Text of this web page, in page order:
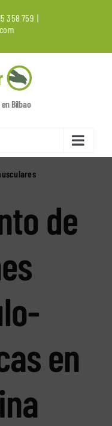
358 759 |
Bilbao
de
en